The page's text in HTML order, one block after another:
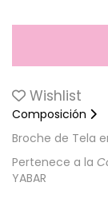
Wishlist
Composición
Broche de Tela
Pertenece a la
YABAR